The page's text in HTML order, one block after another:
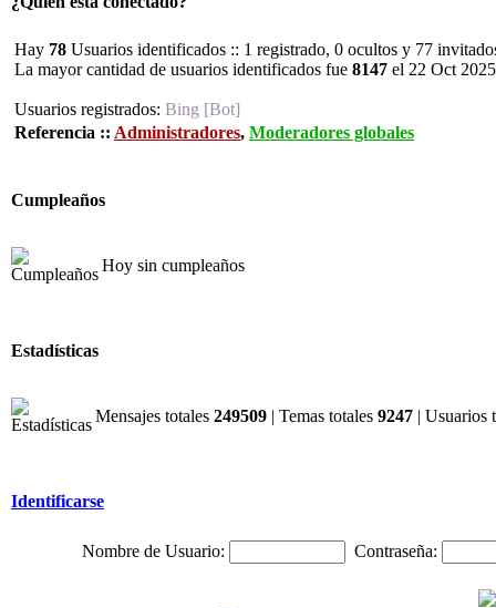
Hay 78 Usuarios identificados :: 1 registrado, 0 ocultos y 77
La mayor cantidad de usuarios identificados fue 8147 el 22 Oct
Usuarios registrados: Bing [Bot]
Referencia :: Administradores, Moderadores globales
Cumpleaños
Hoy sin cumpleaños
Estadísticas
Mensajes totales 249509 | Temas totales 9247 | Usuarios
Identificarse
Nombre de Usuario: Contraseña: